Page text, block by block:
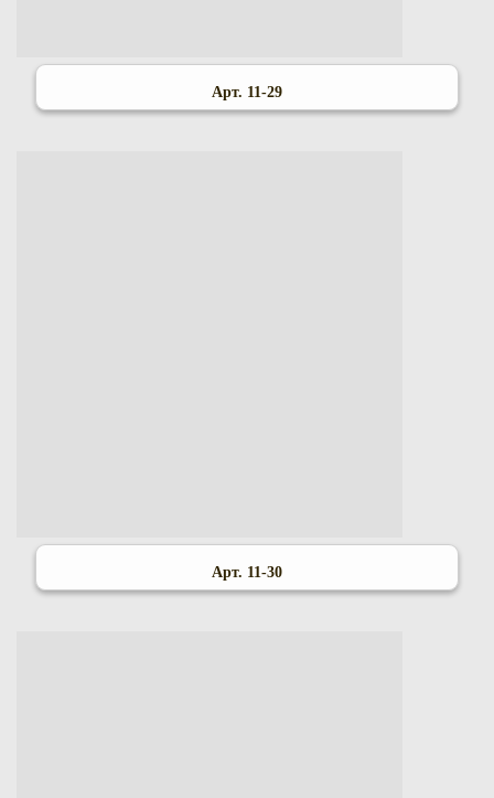
Арт. 11-29
Арт. 11-30